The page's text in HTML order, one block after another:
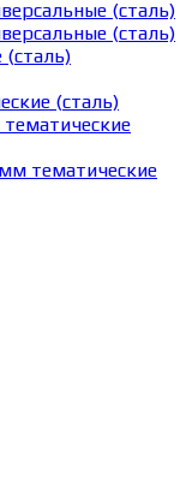
(сталь)
(сталь)
(сталь)
тематические